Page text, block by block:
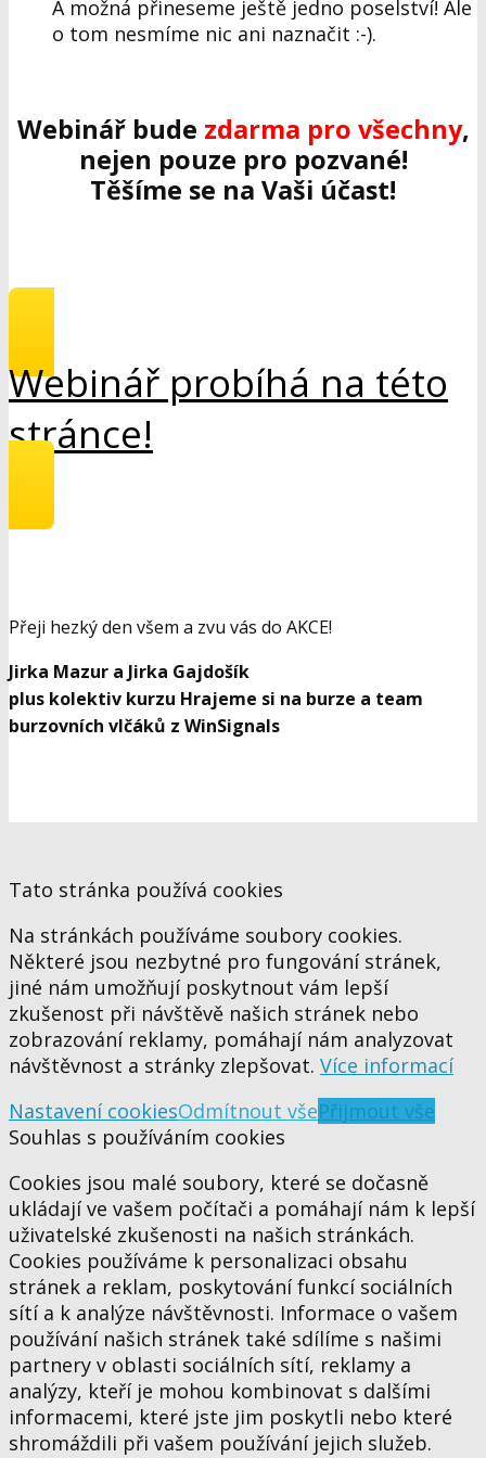
A možná přineseme ještě jedno poselství! Ale
o tom nesmíme nic ani naznačit :-).
Webinář bude zdarma pro všechny,
nejen pouze pro pozvané!
Těšíme se na Vaši účast!
Webinář probíhá na této
stránce!
Přeji hezký den všem a zvu vás do AKCE!
Jirka Mazur a Jirka Gajdošík
plus kolektiv kurzu Hrajeme si na burze a team
burzovních vlčáků z WinSignals
Tato stránka používá cookies
Na stránkách používáme soubory cookies.
Některé jsou nezbytné pro fungování stránek,
jiné nám umožňují poskytnout vám lepší
zkušenost při návštěvě našich stránek nebo
zobrazování reklamy, pomáhají nám analyzovat
návštěvnost a stránky zlepšovat. Více informací
Nastavení cookiesOdmítnout všePřijmout vše
Souhlas s používáním cookies
Cookies jsou malé soubory, které se dočasně
ukládají ve vašem počítači a pomáhají nám k lepší
uživatelské zkušenosti na našich stránkách.
Cookies používáme k personalizaci obsahu
stránek a reklam, poskytování funkcí sociálních
sítí a k analýze návštěvnosti. Informace o vašem
používání našich stránek také sdílíme s našimi
partnery v oblasti sociálních sítí, reklamy a
analýzy, kteří je mohou kombinovat s dalšími
informacemi, které jste jim poskytli nebo které
shromáždili při vašem používání jejich služeb.